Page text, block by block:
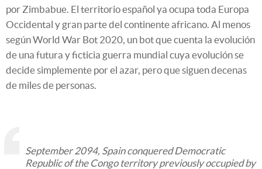
por Zimbabue. El territorio español ya ocupa toda Europa
Occidental y gran parte del continente africano. Al menos
según World War Bot 2020, un bot que cuenta la evolución
de una futura y ficticia guerra mundial cuya evolución se
decide simplemente por el azar, pero que siguen decenas
de miles de personas.
September 2094, Spain conquered Democratic
Republic of the Congo territory previously occupied by